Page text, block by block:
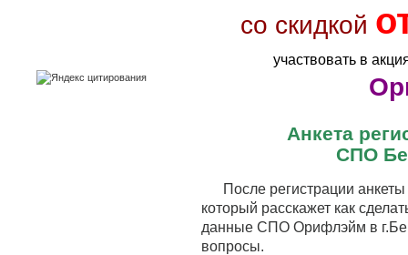
со скидкой
участвовать в
Анкета
СПО
После регистрации
который расскажет как
данные СПО Орифлэйм в
вопросы.